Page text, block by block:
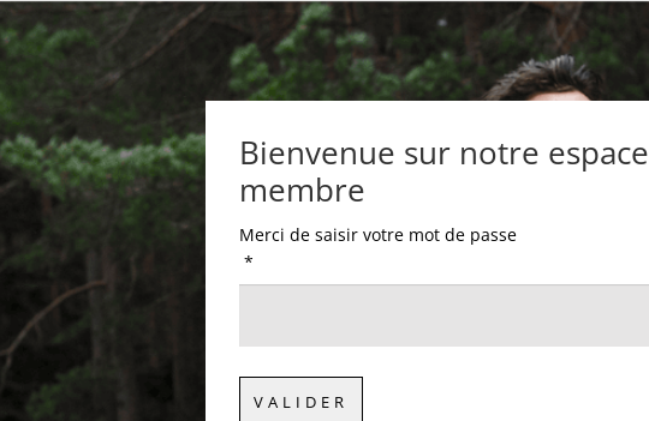
Bienvenue sur notre espace
membre
Merci de saisir votre mot de passe
*